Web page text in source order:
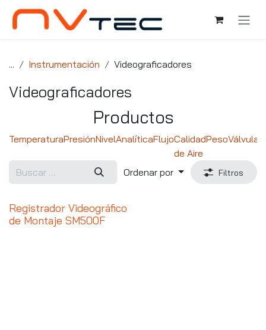
Ir al contenido
... Instrumentación Videograficadores
Videograficadores
Productos
TemperaturaPresiónNivelAnalíticaFlujoCalidad
de Aire
PesoVálvulas
Ordenar por Filtros
Registrador Videográfico
de Montaje SM500F